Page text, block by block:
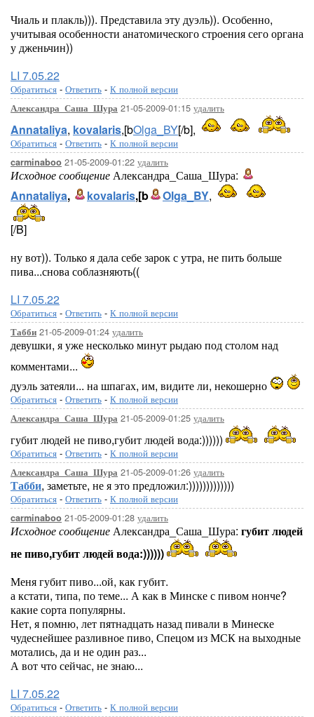
Чиаль и плакль))). Представила эту дуэль)). Особенно,
учитывая особенности анатомического строения сего органа
у дженьчин))
LI 7.05.22
Обратиться - Ответить - К полной версии
Александра_Саша_Шура 21-05-2009-01:15 удалить
Annataliya, kovalaris,[bOlga_BY[/b],
Обратиться - Ответить - К полной версии
carminaboo 21-05-2009-01:22 удалить
Исходное сообщениеАлександра_Саша_Шура:
Annataliya, kovalaris,[b Olga_BY,
[/B]
ну вот)). Только я дала себе зарок с утра, не пить больше
пива...снова соблазняють((
LI 7.05.22
Обратиться - Ответить - К полной версии
Табби 21-05-2009-01:24 удалить
девушки, я уже несколько минут рыдаю под столом над
комментами...
дуэль затеяли... на шпагах, им, видите ли, некошерно
Обратиться - Ответить - К полной версии
Александра_Саша_Шура 21-05-2009-01:25 удалить
губит людей не пиво,губит людей вода:))))))
Обратиться - Ответить - К полной версии
Александра_Саша_Шура 21-05-2009-01:26 удалить
Табби, заметьте, не я это предложил:)))))))))))))
Обратиться - Ответить - К полной версии
carminaboo 21-05-2009-01:28 удалить
Исходное сообщениеАлександра_Саша_Шура: губит людей
не пиво,губит людей вода:))))))
Меня губит пиво...ой, как губит.
а кстати, типа, по теме... А как в Минске с пивом нонче?
какие сорта популярны.
Нет, я помню, лет пятнадцать назад пивали в Минеске
чудеснейшее разливное пиво, Спецом из МСК на выходные
мотались, да и не один раз...
А вот что сейчас, не знаю...
LI 7.05.22
Обратиться - Ответить - К полной версии